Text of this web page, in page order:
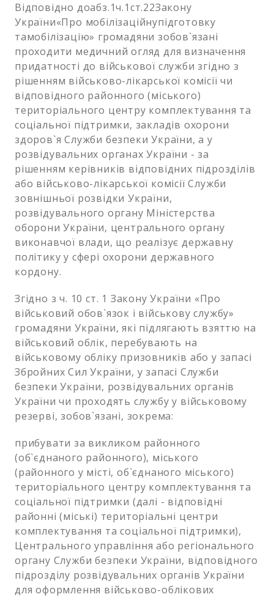
Відповідно доабз.1ч.1ст.22Закону
України«Про мобілізаційнупідготовку
тамобілізацію» громадяни зобов`язані
проходити медичний огляд для визначення
придатності до військової служби згідно з
рішенням військово-лікарської комісії чи
відповідного районного (міського)
територіального центру комплектування та
соціальної підтримки, закладів охорони
здоров`я Служби безпеки України, а у
розвідувальних органах України - за
рішенням керівників відповідних підрозділів
або військово-лікарської комісії Служби
зовнішньої розвідки України,
розвідувального органу Міністерства
оборони України, центрального органу
виконавчої влади, що реалізує державну
політику у сфері охорони державного
кордону.
Згідно з ч. 10 ст. 1 Закону України «Про
військовий обов`язок і військову службу»
громадяни України, які підлягають взяттю на
військовий облік, перебувають на
військовому обліку призовників або у запасі
Збройних Сил України, у запасі Служби
безпеки України, розвідувальних органів
України чи проходять службу у військовому
резерві, зобов`язані, зокрема:
прибувати за викликом районного
(об`єднаного районного), міського
(районного у місті, об`єднаного міського)
територіального центру комплектування та
соціальної підтримки (далі - відповідні
районні (міські) територіальні центри
комплектування та соціальної підтримки),
Центрального управління або регіонального
органу Служби безпеки України, відповідного
підрозділу розвідувальних органів України
для оформлення військово-облікових